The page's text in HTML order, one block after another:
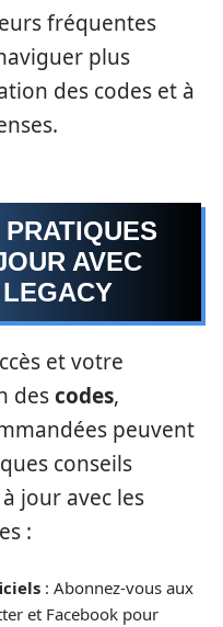
fréquentes
plus
des codes et à
AVEC
et votre
descodes,
peuvent
conseils
jour avec les
:
: Abonnez-vous aux
et Facebook pour